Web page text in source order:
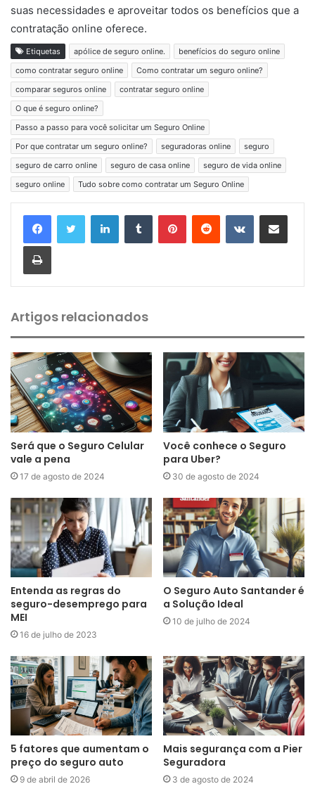
suas necessidades e aproveitar todos os benefícios que a
contratação online oferece.
Etiquetas apólice de seguro online.
benefícios do seguro online
como contratar seguro online
Como contratar um seguro online?
comparar seguros online
contratar seguro online
O que é seguro online?
Passo a passo para você solicitar um Seguro Online
Por que contratar um seguro online?
seguradoras online
seguro
seguro de carro online
seguro de casa online
seguro de vida online
seguro online
Tudo sobre como contratar um Seguro Online
Artigos relacionados
Será que o Seguro Celular
vale a pena
17 de agosto de 2024
Você conhece o Seguro
para Uber?
30 de agosto de 2024
Entenda as regras do
seguro-desemprego para
MEI
16 de julho de 2023
O Seguro Auto Santander é
a Solução Ideal
10 de julho de 2024
5 fatores que aumentam o
preço do seguro auto
9 de abril de 2026
Mais segurança com a Pier
Seguradora
3 de agosto de 2024